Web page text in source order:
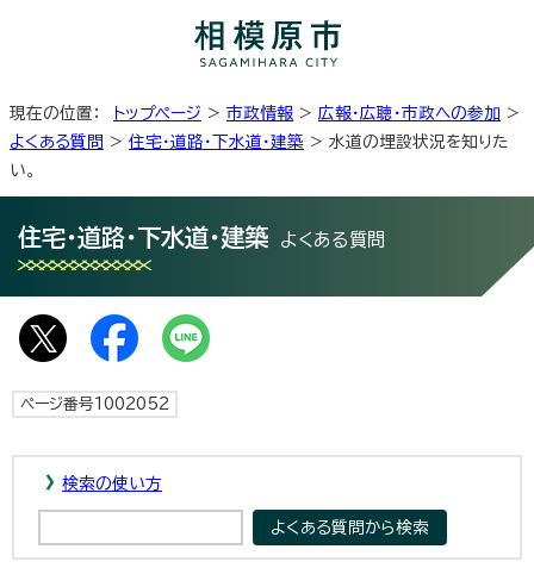
現在の位置： トップページ > 市政情報 > 広報・広聴・市政への参加 >
よくある質問 > 住宅・道路・下水道・建築 > 水道の埋設状況を知りた
い。
住宅・道路・下水道・建築 よくある質問
ページ番号1002052
検索の使い方